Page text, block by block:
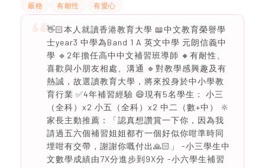
嚴格 有耐性 有愛心
👋🏻本人就讀香港教育大學 📖中文教育榮譽學
士year3 中學為Band 1 A 英文中學 元朗信義中
學 🔹2年擔任高中中文補習班導師 🔸有耐性、
喜歡與小朋友相處、溝通 🔹對教學感興趣及有
熱誠，故選讀教育大學，將來投身於中小學教
育行業 ✅4年補習經驗 😄現有5名學生： 小三
（全科）x2 小五（全科）x2 中二（數+中） 🔆
家長主動推薦：「認真想讚賞一下你，因為我
請過五六個補習姐姐都冇一個好似你咁準時同
埋咁有交帶，謝謝你嘅付出🙏🏻」 -小三學生中
文數學成績由7X分進步到9X分 -小六學生補習